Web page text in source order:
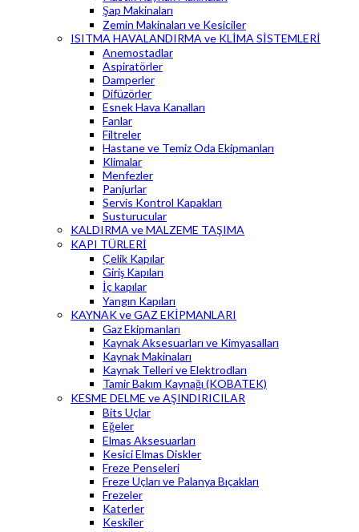
Şap Makinaları
Zemin Makinaları ve Kesiciler
ISITMA HAVALANDIRMA ve KLİMA SİSTEMLERİ
Anemostadlar
Aspiratörler
Damperler
Difüzörler
Esnek Hava Kanalları
Fanlar
Filtreler
Hastane ve Temiz Oda Ekipmanları
Klimalar
Menfezler
Panjurlar
Servis Kontrol Kapakları
Susturucular
KALDIRMA ve MALZEME TAŞIMA
KAPI TÜRLERİ
Çelik Kapılar
Giriş Kapıları
İç kapılar
Yangın Kapıları
KAYNAK ve GAZ EKİPMANLARI
Gaz Ekipmanları
Kaynak Aksesuarları ve Kimyasalları
Kaynak Makinaları
Kaynak Telleri ve Elektrodları
Tamir Bakım Kaynağı (KOBATEK)
KESME DELME ve AŞINDIRICILAR
Bits Uçlar
Eğeler
Elmas Aksesuarları
Kesici Elmas Diskler
Freze Penseleri
Freze Uçları ve Palanya Bıçakları
Frezeler
Katerler
Keskiler